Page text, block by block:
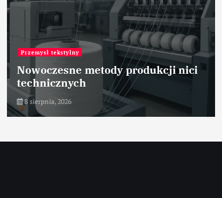
Przemysł tekstylny
Nowoczesne metody produkcji nici
technicznych
8 sierpnia, 2026